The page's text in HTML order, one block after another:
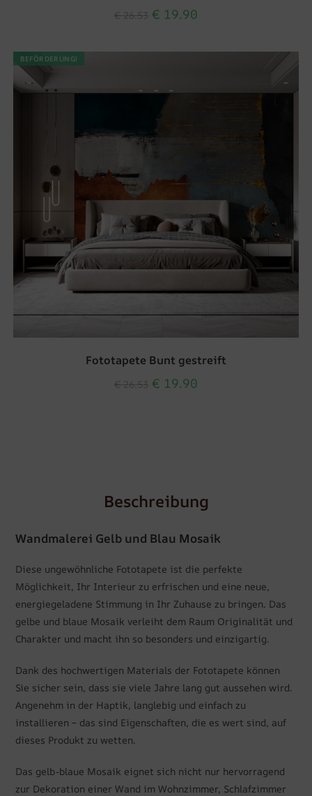
€ 19.90
BEFÖRDERUNG!
Fototapete Bunt gestreift
€ 19.90
Beschreibung
Wandmalerei Gelb und Blau Mosaik
Diese ungewöhnliche Fototapete ist die perfekte
Möglichkeit, Ihr Interieur zu erfrischen und eine neue,
energiegeladene Stimmung in Ihr Zuhause zu bringen. Das
gelbe und blaue Mosaik verleiht dem Raum Originalität und
Charakter und macht ihn so besonders und einzigartig.
Dank des hochwertigen Materials der Fototapete können
Sie sicher sein, dass sie viele Jahre lang gut aussehen wird.
Angenehm in der Haptik, langlebig und einfach zu
installieren – das sind Eigenschaften, die es wert sind, auf
dieses Produkt zu wetten.
Das gelb-blaue Mosaik eignet sich nicht nur hervorragend
zur Dekoration einer Wand im Wohnzimmer, Schlafzimmer